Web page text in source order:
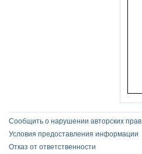
Сообщить о нарушении авторских прав
Условия предоставления информации
Отказ от ответственности